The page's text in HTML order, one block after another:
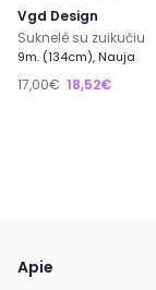
Vgd Design
Suknelê su zuikučiu
9m. (134cm), Nauja
17,00€ 18,52€
Apie